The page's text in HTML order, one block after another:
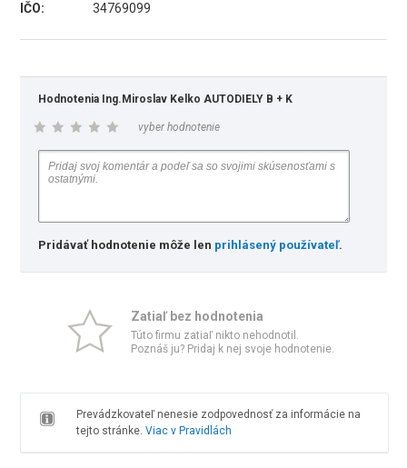
IČO:
34769099
Hodnotenia Ing.Miroslav Kelko AUTODIELY B + K
vyber hodnotenie
Pridávať hodnotenie môže len prihlásený používateľ.
Zatiaľ bez hodnotenia
Túto firmu zatiaľ nikto nehodnotil.
Poznáš ju? Pridaj k nej svoje hodnotenie.
Prevádzkovateľ nenesie zodpovednosť za informácie na
tejto stránke. Viac v Pravidlách